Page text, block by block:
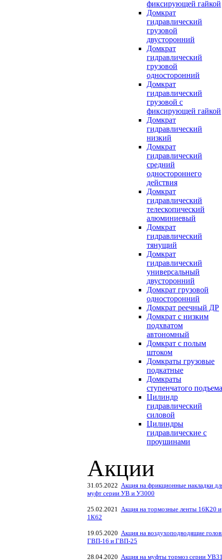
фиксирующей гайкой
Домкрат
гидравлический
грузовой
двусторонний
Домкрат
гидравлический
грузовой
односторонний
Домкрат
гидравлический
грузовой с
фиксирующей гайкой
Домкрат
гидравлический
низкий
Домкрат
гидравлический
средний
одностороннего
действия
Домкрат
гидравлический
телескопический
алюминиевый
Домкрат
гидравлический
тянущий
Домкрат
гидравлический
универсальный
двусторонний
Домкрат грузовой
односторонний
Домкрат реечный ДР
Домкрат с низким
подхватом
автономный
Домкрат с полым
штоком
Домкраты грузовые
подкатные
Домкраты
ступенчатого подъема
Цилиндр
гидравлический
силовой
Цилиндры
гидравлические с
проушинами
Акции
31.05.2022 Акция на фрикционные накладки
муфт серии УВ и У3000
25.02.2021 Акция на тормозные ленты 16К20 и
1К62
19.05.2020 Акция на воздухоподводящие
ГВП-16 и ГВП-25
28.04.2020 Акция на муфты тормоз серии